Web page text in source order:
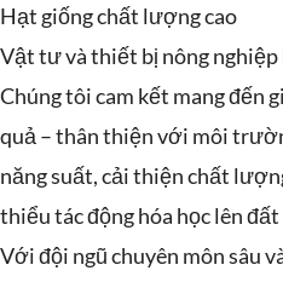
Hạt giống chất lượng cao
Vật tư và thiết bị nông nghiệp
Chúng tôi cam kết mang đến
quả – thân thiện với môi
năng suất, cải thiện chất
thiểu tác động hóa học lên
Với đội ngũ chuyên môn sâu